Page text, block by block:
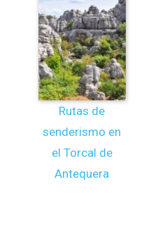
Rutas de
senderismo en
el Torcal de
Antequera